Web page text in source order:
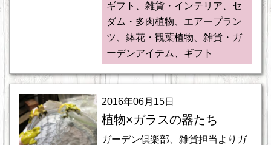
ギフト、雑貨・インテリア、セ
ダム・多肉植物、エアープラン
ツ、鉢花・観葉植物、雑貨・ガ
ーデンアイテム、ギフト
2016年06月15日
植物×ガラスの器たち
ガーデン倶楽部、雑貨担当よりガ